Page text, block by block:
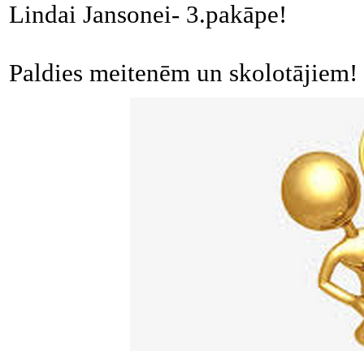
Lindai Jansonei- 3.pakāpe!
Paldies meitenēm un